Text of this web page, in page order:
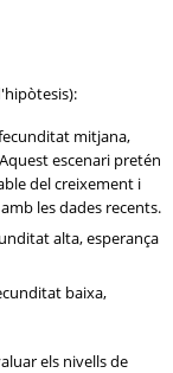
mitjana,
escenari pretén
del creixement i
les dades recents.
alta, esperança
baixa,
els nivells de